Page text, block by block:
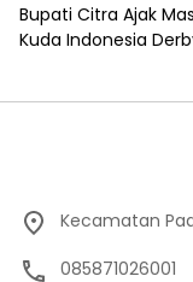
Bupati Citra Ajak
Kuda Indonesia
Kecamatan
085871026001